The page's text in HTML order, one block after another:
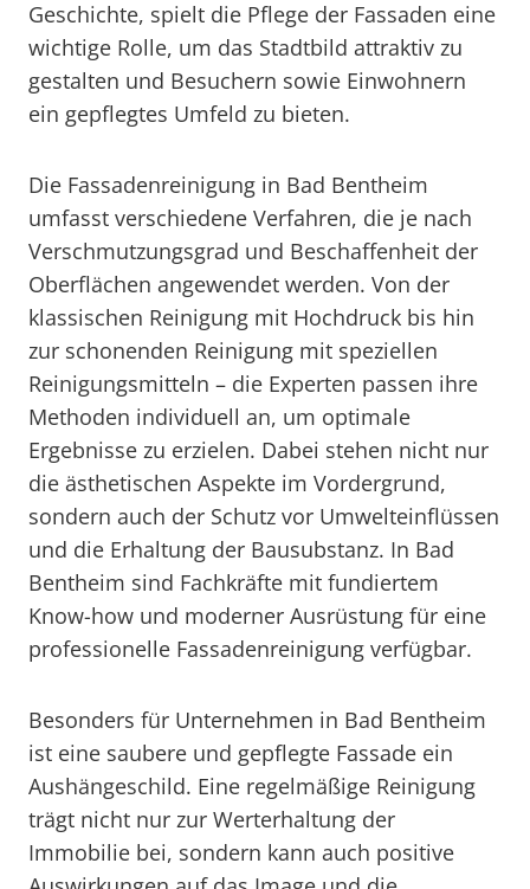
Geschichte, spielt die Pflege der Fassaden eine
wichtige Rolle, um das Stadtbild attraktiv zu
gestalten und Besuchern sowie Einwohnern
ein gepflegtes Umfeld zu bieten.
Die Fassadenreinigung in Bad Bentheim
umfasst verschiedene Verfahren, die je nach
Verschmutzungsgrad und Beschaffenheit der
Oberflächen angewendet werden. Von der
klassischen Reinigung mit Hochdruck bis hin
zur schonenden Reinigung mit speziellen
Reinigungsmitteln – die Experten passen ihre
Methoden individuell an, um optimale
Ergebnisse zu erzielen. Dabei stehen nicht nur
die ästhetischen Aspekte im Vordergrund,
sondern auch der Schutz vor Umwelteinflüssen
und die Erhaltung der Bausubstanz. In Bad
Bentheim sind Fachkräfte mit fundiertem
Know-how und moderner Ausrüstung für eine
professionelle Fassadenreinigung verfügbar.
Besonders für Unternehmen in Bad Bentheim
ist eine saubere und gepflegte Fassade ein
Aushängeschild. Eine regelmäßige Reinigung
trägt nicht nur zur Werterhaltung der
Immobilie bei, sondern kann auch positive